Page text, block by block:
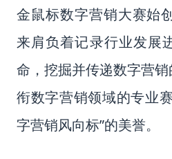
金鼠标数字营销大赛始
来肩负着记录行业发展
命，挖掘并传递数字营销
衔数字营销领域的专业
字营销风向标”的美誉。